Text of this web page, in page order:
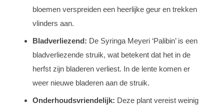
bloemen verspreiden een heerlijke geur en trekken
vlinders aan.
Bladverliezend: De Syringa Meyeri ‘Palibin’ is een
bladverliezende struik, wat betekent dat het in de
herfst zijn bladeren verliest. In de lente komen er
weer nieuwe bladeren aan de struik.
Onderhoudsvriendelijk: Deze plant vereist weinig